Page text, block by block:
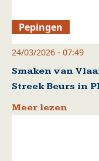
Pepingen
24/03/2026 - 07:49
Smaken van
Streek Beurs in
Meer lezen